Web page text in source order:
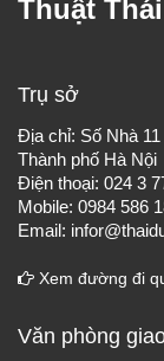
Thuật
Trụ sở
Địa chỉ: Số Nhà
Thành phố Hà Nội
Điện thoại: 024 3
Mobile: 0984 586
Email:
Xem đường đi
Văn phòng